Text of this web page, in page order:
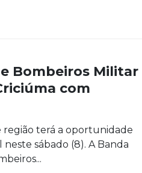
Bombeiros Militar
com
região terá a oportunidade
sábado (8). A Banda